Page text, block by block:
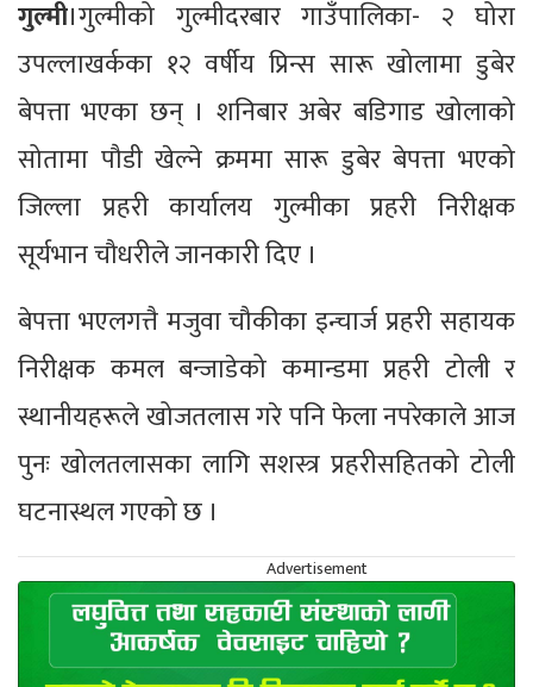
गुल्मी।गुल्मीको गुल्मीदरबार गाउँपालिका- २ घोरा
उपल्लाखर्कका १२ वर्षीय प्रिन्स सारू खोलामा डुबेर
बेपत्ता भएका छन् । शनिबार अबेर बडिगाड खोलाको
सोतामा पौडी खेल्ने क्रममा सारू डुबेर बेपत्ता भएको
जिल्ला प्रहरी कार्यालय गुल्मीका प्रहरी निरीक्षक
सूर्यभान चौधरीले जानकारी दिए ।
बेपत्ता भएलगत्तै मजुवा चौकीका इन्चार्ज प्रहरी सहायक
निरीक्षक कमल बन्जाडेको कमान्डमा प्रहरी टोली र
स्थानीयहरूले खोजतलास गरे पनि फेला नपरेकाले आज
पुनः खोलतलासका लागि सशस्त्र प्रहरीसहितको टोली
घटनास्थल गएको छ ।